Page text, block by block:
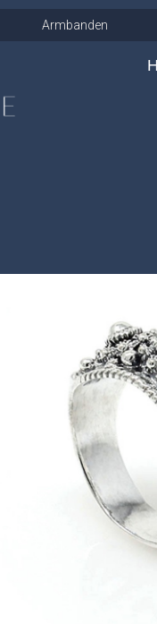
Armbanden